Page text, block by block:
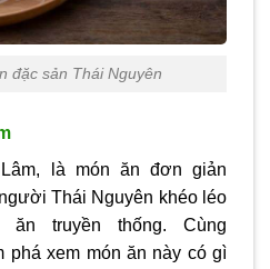
đặc sản Thái Nguyên
là món ăn đơn giản
Thái Nguyên khéo léo
truyền thống. Cùng
phá xem món ăn này có gì